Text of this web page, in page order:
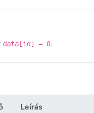
data[id] = 0.
Leírás